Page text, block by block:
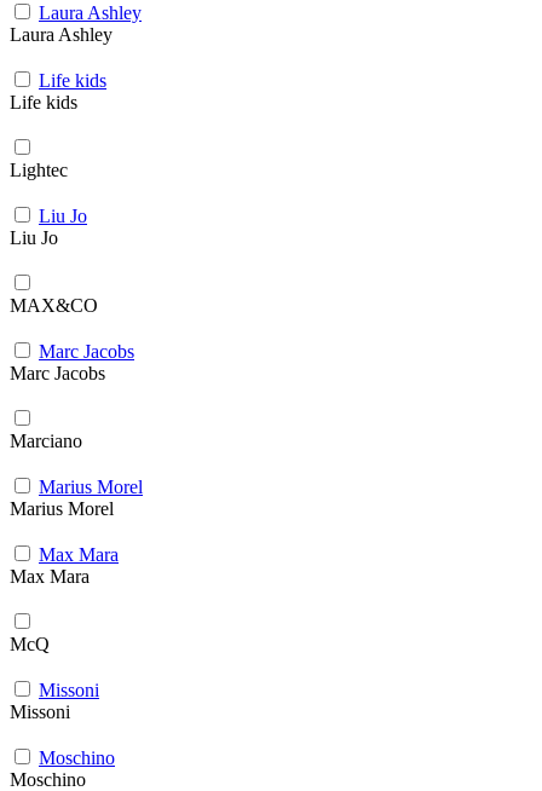
Laura Ashley
Laura Ashley
Life kids
Life kids
Lightec
Liu Jo
Liu Jo
MAX&CO
Marc Jacobs
Marc Jacobs
Marciano
Marius Morel
Marius Morel
Max Mara
Max Mara
McQ
Missoni
Missoni
Moschino
Moschino